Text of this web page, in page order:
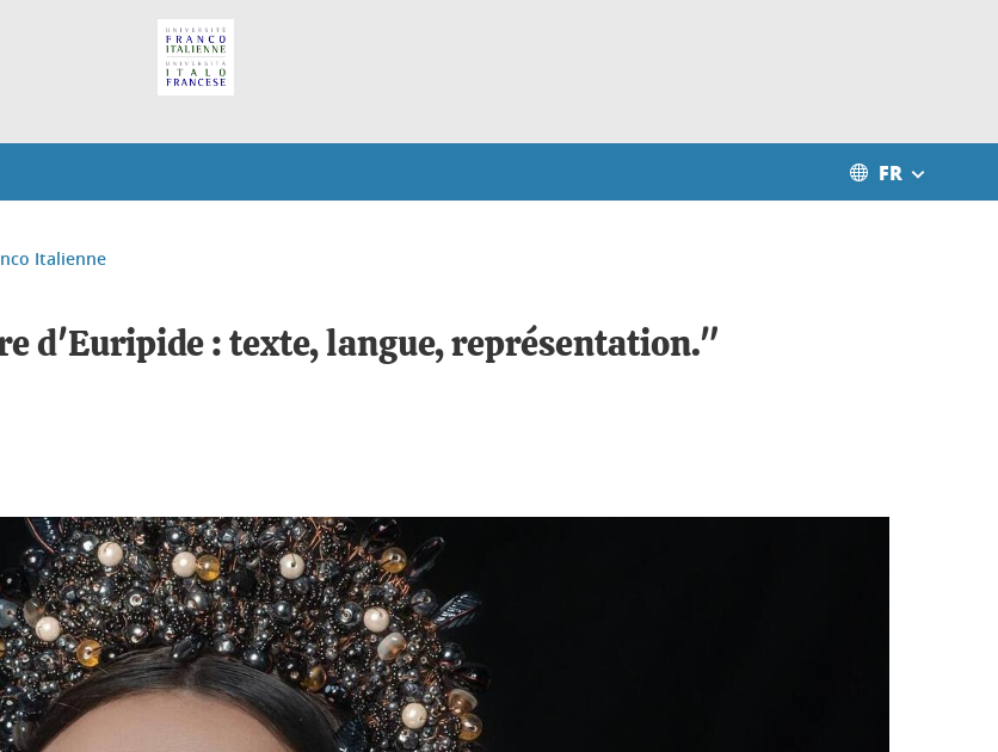
FR
Italienne
d'Euripide : texte, langue, représentation."